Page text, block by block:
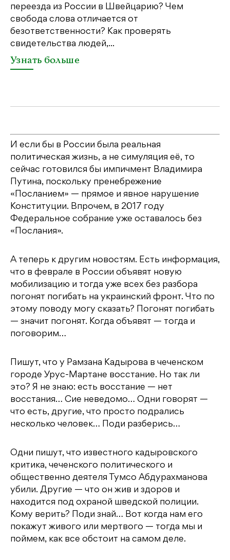
переезда из России в Швейцарию? Чем
свобода слова отличается от
безответственности? Как проверять
свидетельства людей,...
Узнать больше
И если бы в России была реальная
политическая жизнь, а не симуляция её, то
сейчас готовился бы импичмент Владимира
Путина, поскольку пренебрежение
«Посланием» — прямое и явное нарушение
Конституции. Впрочем, в 2017 году
Федеральное собрание уже оставалось без
«Послания».
А теперь к другим новостям. Есть информация,
что в феврале в России объявят новую
мобилизацию и тогда уже всех без разбора
погонят погибать на украинский фронт. Что по
этому поводу могу сказать? Погонят погибать
— значит погонят. Когда объявят — тогда и
поговорим…
Пишут, что у Рамзана Кадырова в чеченском
городе Урус-Мартане восстание. Но так ли
это? Я не знаю: есть восстание — нет
восстания… Сие неведомо… Одни говорят —
что есть, другие, что просто подрались
несколько человек… Поди разберись…
Одни пишут, что известного кадыровского
критика, чеченского политического и
общественно деятеля Тумсо Абдурахманова
убили. Другие — что он жив и здоров и
находится под охраной шведской полиции.
Кому верить? Поди знай… Вот когда нам его
покажут живого или мертвого — тогда мы и
поймем, как все обстоит на самом деле.